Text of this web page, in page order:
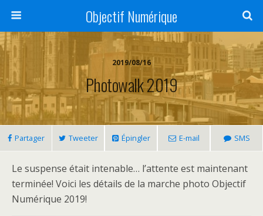
Objectif Numérique
2019/08/16
Photowalk 2019
Partager Tweeter Épingler E-mail SMS
Le suspense était intenable… l’attente est maintenant
terminée! Voici les détails de la marche photo Objectif
Numérique 2019!